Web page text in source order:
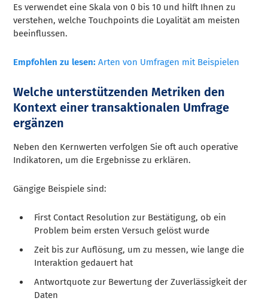
Es verwendet eine Skala von 0 bis 10 und hilft Ihnen zu
verstehen, welche Touchpoints die Loyalität am meisten
beeinflussen.
Empfohlen zu lesen: Arten von Umfragen mit Beispielen
Welche unterstützenden Metriken den
Kontext einer transaktionalen Umfrage
ergänzen
Neben den Kernwerten verfolgen Sie oft auch operative
Indikatoren, um die Ergebnisse zu erklären.
Gängige Beispiele sind:
First Contact Resolution zur Bestätigung, ob ein
Problem beim ersten Versuch gelöst wurde
Zeit bis zur Auflösung, um zu messen, wie lange die
Interaktion gedauert hat
Antwortquote zur Bewertung der Zuverlässigkeit der
Daten